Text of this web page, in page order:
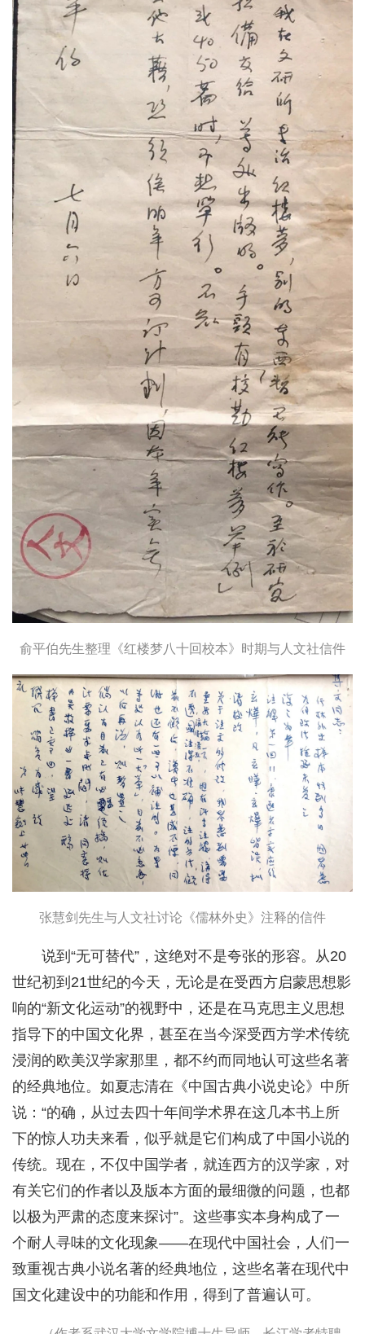
俞平伯先生整理《红楼梦八十回校本》时期与人文社信件
张慧剑先生与人文社讨论《儒林外史》注释的信件
说到“无可替代”，这绝对不是夸张的形容。从20
世纪初到21世纪的今天，无论是在受西方启蒙思想影
响的“新文化运动”的视野中，还是在马克思主义思想
指导下的中国文化界，甚至在当今深受西方学术传统
浸润的欧美汉学家那里，都不约而同地认可这些名著
的经典地位。如夏志清在《中国古典小说史论》中所
说：“的确，从过去四十年间学术界在这几本书上所
下的惊人功夫来看，似乎就是它们构成了中国小说的
传统。现在，不仅中国学者，就连西方的汉学家，对
有关它们的作者以及版本方面的最细微的问题，也都
以极为严肃的态度来探讨”。这些事实本身构成了一
个耐人寻味的文化现象——在现代中国社会，人们一
致重视古典小说名著的经典地位，这些名著在现代中
国文化建设中的功能和作用，得到了普遍认可。